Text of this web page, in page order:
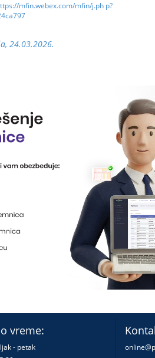
mfin.webex.com/mfin/j.ph p?
24.03.2026.
vreme:
- petak